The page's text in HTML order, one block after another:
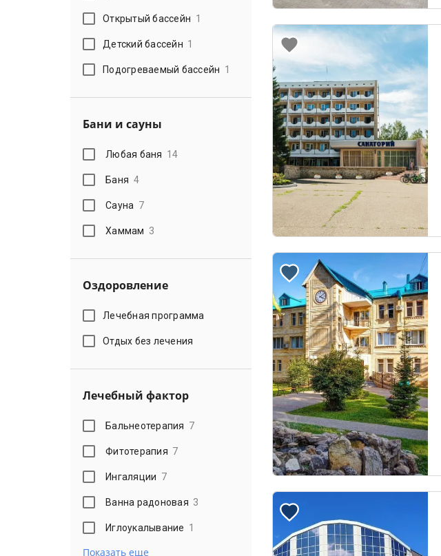
Открытый бассейн 1
Детский бассейн 1
Подогреваемый бассейн 1
Бани и сауны
Любая баня 14
Баня 4
Сауна 7
Хаммам 3
Оздоровление
Лечебная программа
Отдых без лечения
Лечебный фактор
Бальнеотерапия 7
Фитотерапия 7
Ингаляции 7
Ванна радоновая 3
Иглоукалывание 1
Показать еще